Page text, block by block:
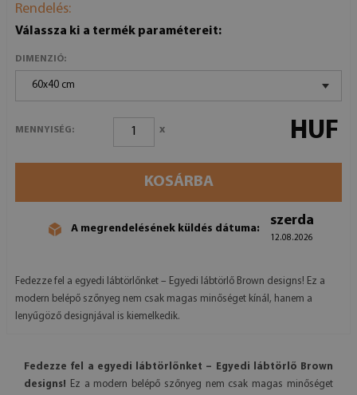
Rendelés:
Válassza ki a termék paramétereit:
DIMENZIÓ:
60x40 cm
MENNYISÉG: x HUF
KOSÁRBA
A megrendelésének küldés dátuma:
szerda
12.08.2026
Fedezze fel a egyedi lábtörlőnket – Egyedi lábtörlő Brown designs! Ez a
modern belépő szőnyeg nem csak magas minőséget kínál, hanem a
lenyűgöző designjával is kiemelkedik.
Fedezze fel a egyedi lábtörlőnket – Egyedi lábtörlő Brown
designs! Ez a modern belépő szőnyeg nem csak magas minőséget